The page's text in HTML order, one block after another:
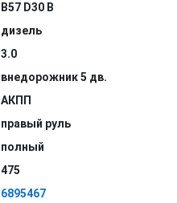
B57 D30 B
дизель
3.0
внедорожник 5 дв.
АКПП
правый руль
полный
475
6895467